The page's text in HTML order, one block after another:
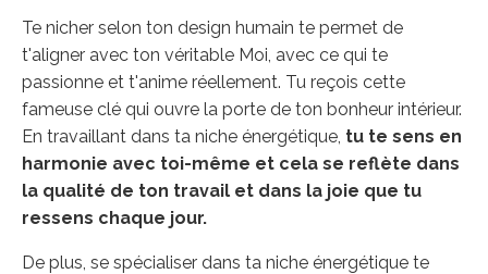
Te nicher selon ton design humain te permet de
t'aligner avec ton véritable Moi, avec ce qui te
passionne et t'anime réellement. Tu reçois cette
fameuse clé qui ouvre la porte de ton bonheur intérieur.
En travaillant dans ta niche énergétique, tu te sens en
harmonie avec toi-même et cela se reflète dans
la qualité de ton travail et dans la joie que tu
ressens chaque jour.
De plus, se spécialiser dans ta niche énergétique te